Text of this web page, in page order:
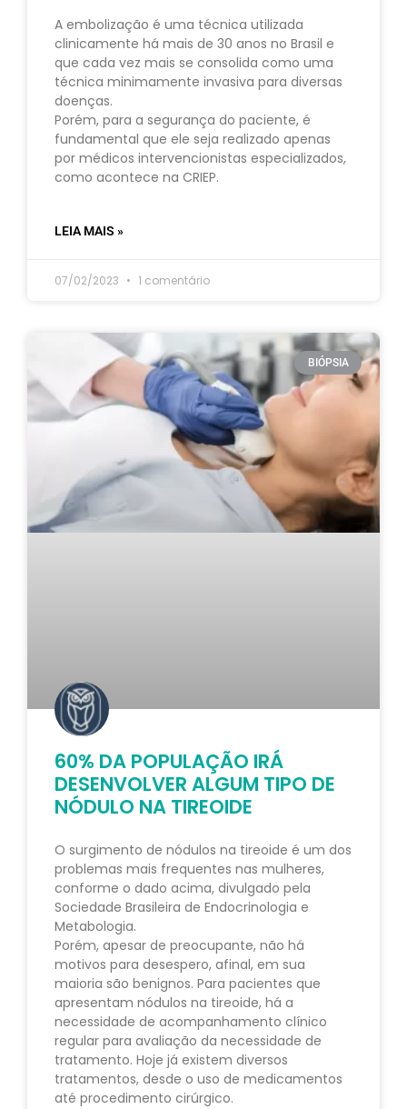
A embolização é uma técnica utilizada
clinicamente há mais de 30 anos no Brasil e
que cada vez mais se consolida como uma
técnica minimamente invasiva para diversas
doenças.
Porém, para a segurança do paciente, é
fundamental que ele seja realizado apenas
por médicos intervencionistas especializados,
como acontece na CRIEP.
LEIA MAIS »
07/02/2023 1 comentário
BIÓPSIA
60% DA POPULAÇÃO IRÁ
DESENVOLVER ALGUM TIPO DE
NÓDULO NA TIREOIDE
O surgimento de nódulos na tireoide é um dos
problemas mais frequentes nas mulheres,
conforme o dado acima, divulgado pela
Sociedade Brasileira de Endocrinologia e
Metabologia.
Porém, apesar de preocupante, não há
motivos para desespero, afinal, em sua
maioria são benignos. Para pacientes que
apresentam nódulos na tireoide, há a
necessidade de acompanhamento clínico
regular para avaliação da necessidade de
tratamento. Hoje já existem diversos
tratamentos, desde o uso de medicamentos
até procedimento cirúrgico.